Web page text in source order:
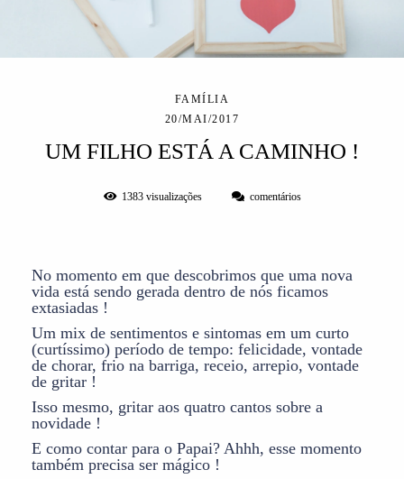
FAMÍLIA
20/MAI/2017
UM FILHO ESTÁ A CAMINHO !
1383visualizações comentários
No momento em que descobrimos que uma nova
vida está sendo gerada dentro de nós ficamos
extasiadas !
Um mix de sentimentos e sintomas em um curto
(curtíssimo) período de tempo: felicidade, vontade
de chorar, frio na barriga, receio, arrepio, vontade
de gritar !
Isso mesmo, gritar aos quatro cantos sobre a
novidade !
E como contar para o Papai? Ahhh, esse momento
também precisa ser mágico !